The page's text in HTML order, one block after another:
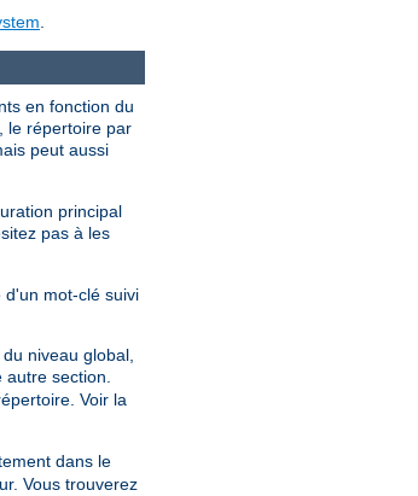
en fonction du
le répertoire par
peut aussi
principal
pas à les
d'un mot-clé suivi
niveau global,
autre section.
Voir la
dans le
Vous trouverez